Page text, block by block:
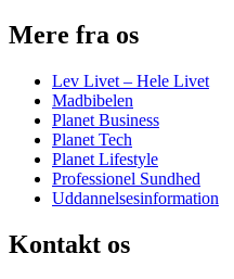
Mere fra os
Lev Livet – Hele Livet
Madbibelen
Planet Business
Planet Tech
Planet Lifestyle
Professionel Sundhed
Uddannelsesinformation
Kontakt os